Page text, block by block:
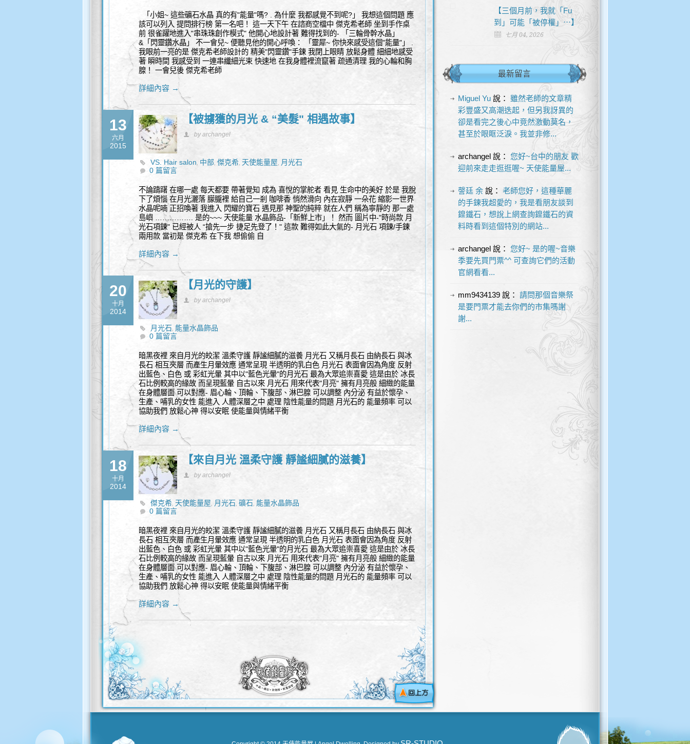
「小姐~ 這些礦石水晶 真的有"能量"嗎? . 為什麼 我都感覺不到呢?」 我想這個問題 應
該可以列入 提問排行榜 第一名吧！ 這一天下午 在諮商空檔中 傑克希老師 坐到手作桌
前 很雀躍地進入"串珠珠創作模式" 他開心地設計著 難得找到的- 「三輪骨幹水晶」
&「閃靈鑽水晶」 不一會兒~ 便聽見他的開心呼喚： 「靈犀~ 你快來感受這個"能量"」 .
我眼前一亮的是 傑克希老師設計的 精美"閃靈鑽"手鍊 我閉上眼睛 放鬆身體 細細地感受
著 瞬時間 我感受到 一連串纖細光束 快速地 在我身體裡流竄著 疏通清理 我的心輪和胸
腺！ 一會兒後 傑克希老師
詳細內容 →
13
六月
2015
【被擄獲的月光 & “美髮" 相遇故事】
by archangel
VS. Hair salon, 中部, 傑克希, 天使能量屋, 月光石
0 篇留言
不論躊躇 在哪一處 每天都要 帶著覺知 成為 喜悅的掌舵者 看見 生命中的美好 於是 我脫
下了煩惱 在月光灑落 朦朧裡 給自己一剎 咖啡香 悄然滑向 內在寂靜 一朵花 縮影一世界
水晶呢喃 正招喚著 我進入 閃耀的寶石 遇見那 神聖的純粹 就在人們 稱為寧靜的 那一處
島嶼 ……………. 是的~~~ 天使能量 水晶飾品-「新鮮上市」！ 然而 圖片中-"時尚款 月
光石項鍊" 已經被人 “搶先一步 捷足先登了！" 這款 難得如此大氣的- 月光石 項鍊/手鍊
兩用款 當初是 傑克希 在下我 想偷偷 自
詳細內容 →
20
十月
2014
【月光的守護】
by archangel
月光石, 能量水晶飾品
0 篇留言
暗黑夜裡 來自月光的皎潔 溫柔守護 靜謐細膩的滋養 月光石 又稱月長石 由納長石 與冰
長石 相互夾層 而產生月暈效應 通常呈現 半透明的乳白色 月光石 表面會因為角度 反射
出藍色、白色 或 彩虹光暈 其中以"藍色光暈"的月光石 最為大眾追崇喜愛 這是由於 冰長
石比例較高的緣故 而呈現藍暈 自古以來 月光石 用來代表"月亮" 擁有月亮般 細緻的能量
在身體層面 可以對應- 眉心輪、頂輪、下腹部、淋巴腺 可以調整 內分泌 有益於懷孕、
生產、哺乳的女性 能進入 人體深層之中 處理 陰性能量的問題 月光石的 能量頻率 可以
協助我們 放鬆心神 得以安眠 使能量與情緒平衡
詳細內容 →
18
十月
2014
【來自月光 溫柔守護 靜謐細膩的滋養】
by archangel
傑克希, 天使能量屋, 月光石, 礦石, 能量水晶飾品
0 篇留言
暗黑夜裡 來自月光的皎潔 溫柔守護 靜謐細膩的滋養 月光石 又稱月長石 由納長石 與冰
長石 相互夾層 而產生月暈效應 通常呈現 半透明的乳白色 月光石 表面會因為角度 反射
出藍色、白色 或 彩虹光暈 其中以"藍色光暈"的月光石 最為大眾追崇喜愛 這是由於 冰長
石比例較高的緣故 而呈現藍暈 自古以來 月光石 用來代表"月亮" 擁有月亮般 細緻的能量
在身體層面 可以對應- 眉心輪、頂輪、下腹部、淋巴腺 可以調整 內分泌 有益於懷孕、
生產、哺乳的女性 能進入 人體深層之中 處理 陰性能量的問題 月光石的 能量頻率 可以
協助我們 放鬆心神 得以安眠 使能量與情緒平衡
詳細內容 →
【三個月前，我就「Fu
到」可能「被停權」⋯】
七月 04, 2026
最新留言
Miguel Yu說： 雖然老師的文章精
彩豐盛又高潮迭起，但另我訝異的
卻是看完之後心中竟然激動莫名，
甚至於眼眶泛淚。我並非修...
archangel說： 您好~台中的朋友 歡
迎前來走走逛逛喔~ 天使能量屋...
謦廷 余說： 老師您好，這種華麗
的手鍊我超愛的，我是看朋友談到
鎳鐵石，想說上網查詢鎳鐵石的資
料時看到這個特別的網站...
archangel說： 您好~ 是的喔~音樂
季要先買門票^^ 可查詢它們的活動
官網看看...
mm9434139說： 請問那個音樂祭
是要門票才能去你們的市集嗎謝
謝...